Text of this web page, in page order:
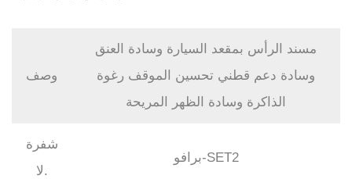
وصف
مسند الرأس بمقعد السيارة وسادة العنق
وسادة دعم قطني تحسين الموقف رغوة
الذاكرة وسادة الظهر المريحة
شفرة
لا.
برافو-SET2